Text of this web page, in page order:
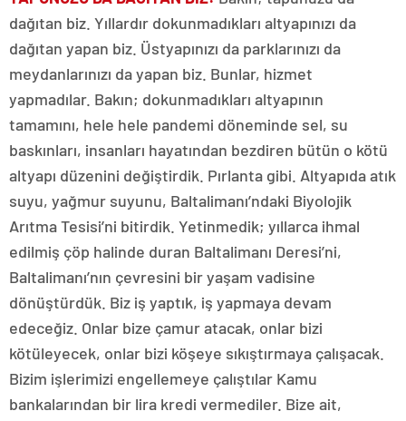
dağıtan biz. Yıllardır dokunmadıkları altyapınızı da
dağıtan yapan biz. Üstyapınızı da parklarınızı da
meydanlarınızı da yapan biz. Bunlar, hizmet
yapmadılar. Bakın; dokunmadıkları altyapının
tamamını, hele hele pandemi döneminde sel, su
baskınları, insanları hayatından bezdiren bütün o kötü
altyapı düzenini değiştirdik. Pırlanta gibi. Altyapıda atık
suyu, yağmur suyunu, Baltalimanı’ndaki Biyolojik
Arıtma Tesisi’ni bitirdik. Yetinmedik; yıllarca ihmal
edilmiş çöp halinde duran Baltalimanı Deresi’ni,
Baltalimanı’nın çevresini bir yaşam vadisine
dönüştürdük. Biz iş yaptık, iş yapmaya devam
edeceğiz. Onlar bize çamur atacak, onlar bizi
kötüleyecek, onlar bizi köşeye sıkıştırmaya çalışacak.
Bizim işlerimizi engellemeye çalıştılar Kamu
bankalarından bir lira kredi vermediler. Bize ait,